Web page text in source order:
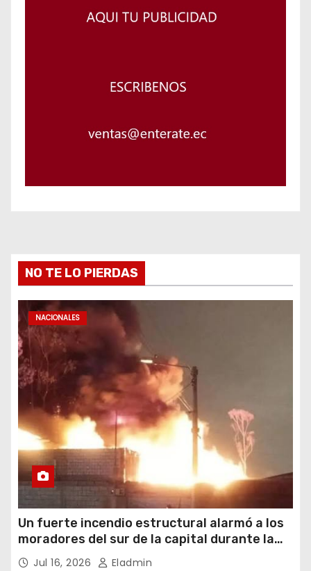
NO TE LO PIERDAS
NACIONALES
Un fuerte incendio estructural alarmó a los
moradores del sur de la capital durante la
noche del miércoles 15 de julio de 2026
Jul 16, 2026 Eladmin